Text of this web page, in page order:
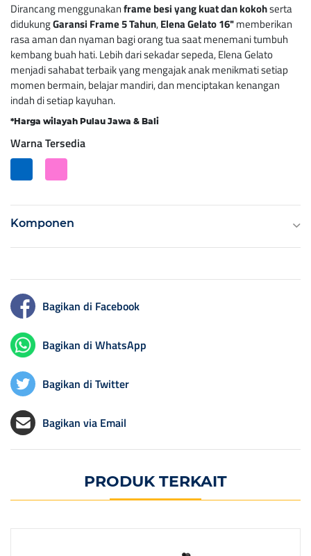
Dirancang menggunakanframe besi yang kuat dan kokohserta
didukungGaransi Frame 5 Tahun,Elena Gelato 16"memberikan
rasa aman dan nyaman bagi orang tua saat menemani tumbuh
kembang buah hati. Lebih dari sekadar sepeda, Elena Gelato
menjadi sahabat terbaik yang mengajak anak menikmati setiap
momen bermain, belajar mandiri, dan menciptakan kenangan
indah di setiap kayuhan.
*Harga wilayah Pulau Jawa & Bali
Warna Tersedia
Komponen
Bagikan di Facebook
Bagikan di WhatsApp
Bagikan di Twitter
Bagikan via Email
PRODUK TERKAIT